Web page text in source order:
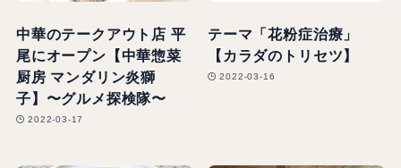
中華のテークアウト店 平
尾にオープン【中華惣菜
厨房 マンダリン炎獅
子】〜グルメ探検隊〜
2022-03-17
テーマ「花粉症治療」
【カラダのトリセツ】
2022-03-16